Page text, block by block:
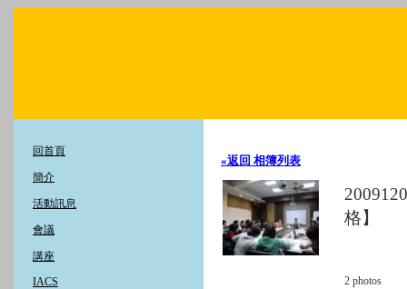
回首頁
簡介
活動訊息
會議
講座
IACS
«返回 相簿列表
格】
2 photos